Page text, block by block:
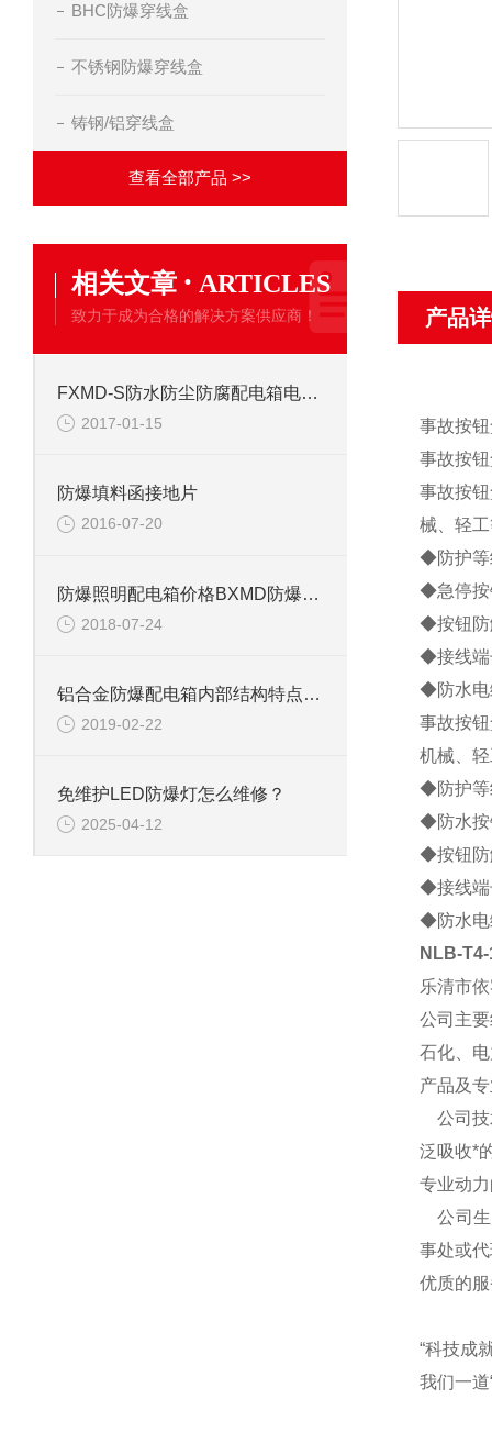
BHC防爆穿线盒
不锈钢防爆穿线盒
铸钢/铝穿线盒
查看全部产品 >>
相关文章 · ARTICLES
致力于成为合格的解决方案供应商！
FXMD-S防水防尘防腐配电箱电器装置可非标选择
2017-01-15
防爆填料函接地片
2016-07-20
防爆照明配电箱价格BXMD防爆动力配电箱厂家
2018-07-24
铝合金防爆配电箱内部结构特点介绍
2019-02-22
免维护LED防爆灯怎么维修？
2025-04-12
产品
事故按
事故按
事故按
械、轻
◆防护等
◆急停按
◆按钮防
◆接线端
◆防水电
事故按
机械、
◆防护等
◆防水按
◆按钮防
◆接线端
◆防水电
NLB-
乐清市
公司主
石化、
产品及
公司技
泛吸收*
专业动
公司生
事处或
优质的
“科技成
我们一